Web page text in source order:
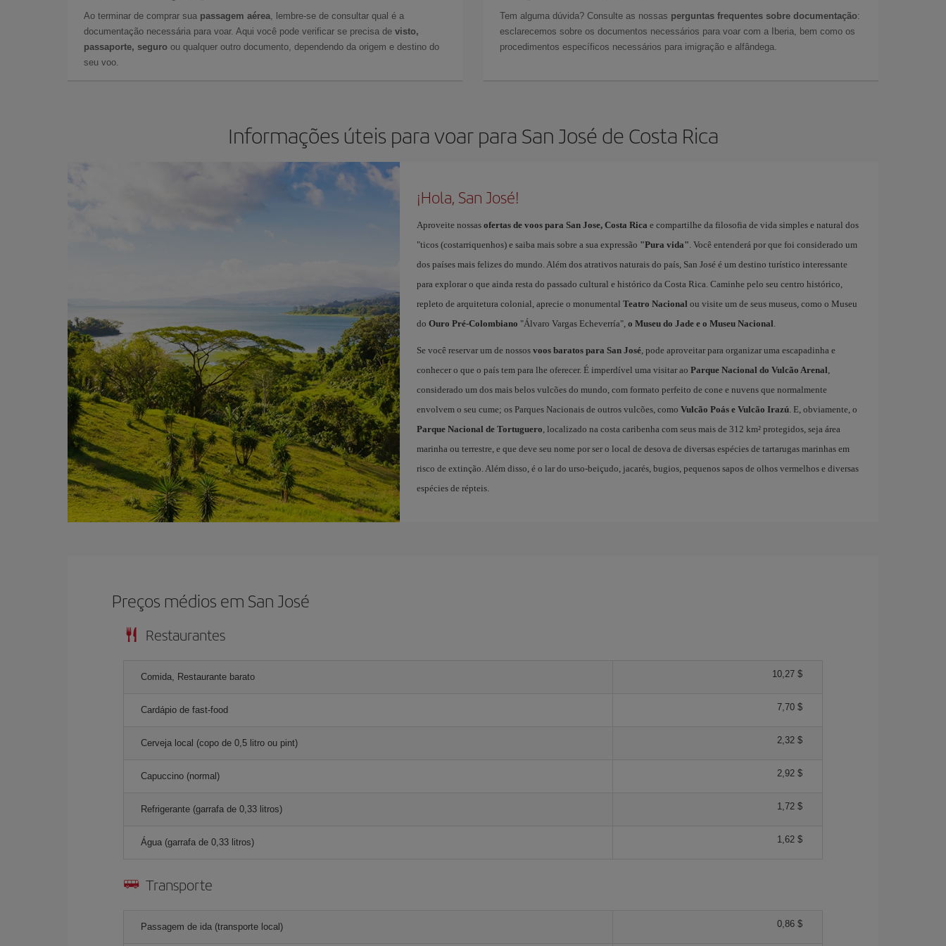
Ao terminar de comprar sua passagem aérea , lembre-se de consultar qual é a
documentação necessária para voar. Aqui você pode verificar se precisa de visto,
passaporte, seguro ou qualquer outro documento, dependendo da origem e destino do
seu voo.
Tem alguma dúvida? Consulte as nossas perguntas frequentes sobre documentação:
esclarecemos sobre os documentos necessários para voar com a Iberia, bem como os
procedimentos específicos necessários para imigração e alfândega.
Informações úteis para voar para San José de Costa Rica
¡Hola, San José!
Aproveite nossas ofertas de voos para San Jose, Costa Rica e compartilhe da filosofia de vida simples e natural dos
"ticos (costarriquenhos) e saiba mais sobre a sua expressão "Pura vida" . Você entenderá por que foi considerado um
dos países mais felizes do mundo. Além dos atrativos naturais do país, San José é um destino turístico interessante
para explorar o que ainda resta do passado cultural e histórico da Costa Rica. Caminhe pelo seu centro histórico,
repleto de arquitetura colonial, aprecie o monumental Teatro Nacional ou visite um de seus museus, como o Museu
do Ouro Pré-Colombiano "Álvaro Vargas Echeverría", o Museu do Jade e o Museu Nacional
Se você reservar um de nossos voos baratos para San José, pode aproveitar para organizar uma escapadinha e
conhecer o que o país tem para lhe oferecer. É imperdível uma visitar ao Parque Nacional do Vulcão Arenal
considerado um dos mais belos vulcões do mundo, com formato perfeito de cone e nuvens que normalmente
envolvem o seu cume; os Parques Nacionais de outros vulcões, como Vulcão Poás e Vulcão Irazú. E, obviamente, o
Parque Nacional de Tortuguero , localizado na costa caribenha com seus mais de 312 km² protegidos, seja área
marinha ou terrestre, e que deve seu nome por ser o local de desova de diversas espécies de tartarugas marinhas em
risco de extinção. Além disso, é o lar do urso-beiçudo, jacarés, bugios, pequenos sapos de olhos vermelhos e diversas
espécies de répteis.
Preços médios em San José
Restaurantes
Comida, Restaurante barato 10,27 $
Cardápio de fast-food 7,70 $
Cerveja local (copo de 0,5 litro ou pint) 2,32 $
Capuccino (normal) 2,92 $
Refrigerante (garrafa de 0,33 litros) 1,72 $
Água (garrafa de 0,33 litros) 1,62 $
Transporte
Passagem de ida (transporte local) 0,86 $